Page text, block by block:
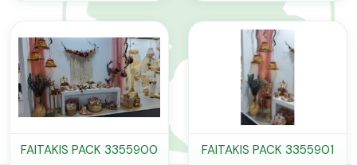
FAITAKIS PACK 3355900 FAITAKIS PACK 3355901